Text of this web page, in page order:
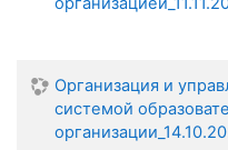
Организация и
системой